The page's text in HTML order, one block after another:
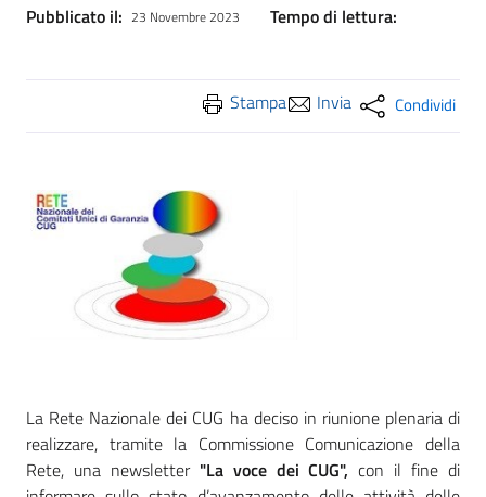
Pubblicato il: 23 Novembre 2023 Tempo di lettura:
Stampa Invia Condividi
La Rete Nazionale dei CUG ha deciso in riunione plenaria di
realizzare, tramite la Commissione Comunicazione della
Rete, una newsletter "La voce dei CUG",con il fine di